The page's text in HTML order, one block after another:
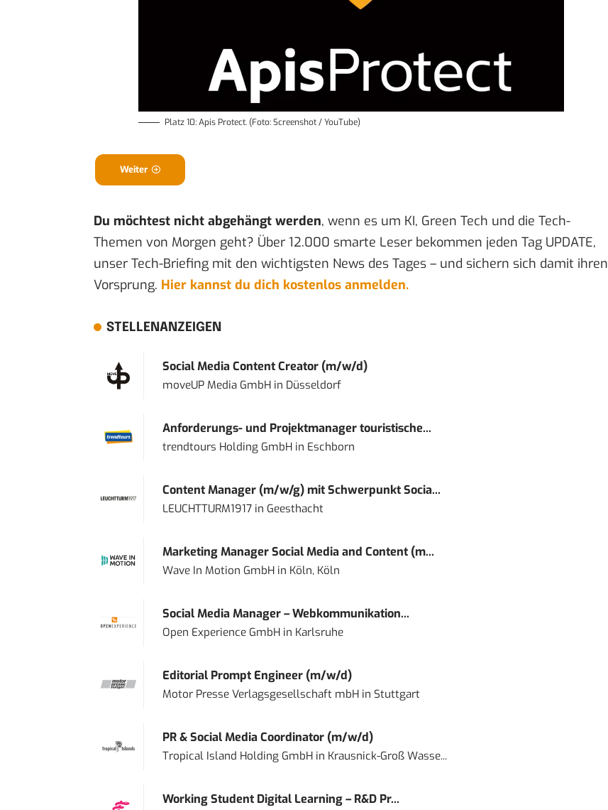
Platz 10: Apis Protect. (Foto: Screenshot / YouTube)
Weiter
Du möchtest nicht abgehängt werden, wenn es um KI, Green Tech und die Tech-
Themen von Morgen geht? Über 12.000 smarte Leser bekommen jeden Tag UPDATE,
unser Tech-Briefing mit den wichtigsten News des Tages – und sichern sich damit ihren
Vorsprung. Hier kannst du dich kostenlos anmelden.
STELLENANZEIGEN
Social Media Content Creator (m/w/d)
moveUP Media GmbHin Düsseldorf
Anforderungs- und Projektmanager touristische...
trendtours Holding GmbHin Eschborn
Content Manager (m/w/g) mit Schwerpunkt Socia...
LEUCHTTURM1917in Geesthacht
Marketing Manager Social Media and Content (m...
Wave In Motion GmbHin Köln, Köln
Social Media Manager – Webkommunikation...
Open Experience GmbHin Karlsruhe
Editorial Prompt Engineer (m/w/d)
Motor Presse Verlagsgesellschaft mbHin Stuttgart
PR & Social Media Coordinator (m/w/d)
Tropical Island Holding GmbHin Krausnick-Groß Wasse...
Working Student Digital Learning – R&D Pr...